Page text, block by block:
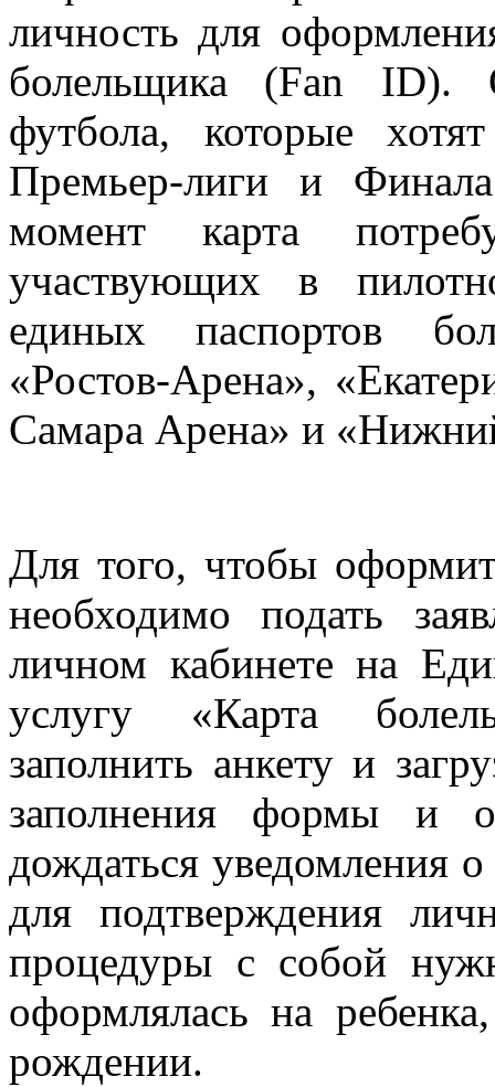
личность для
болельщика (Fan ID).
футбола, которые
Премьер-лиги и
момент карта
участвующих в
единых паспортов
«Ростов-Арена»,
Самара Арена» и
Для того, чтобы
необходимо подать
личном кабинете на
услугу «Карта
заполнить анкету и
заполнения формы и
дождаться уведомления
для подтверждения
процедуры с собой
оформлялась на
рождении.